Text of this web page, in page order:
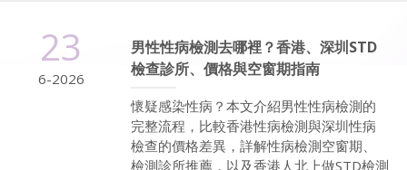
23
6-2026
男性性病檢測去哪裡？香港、深圳STD
檢查診所、價格與空窗期指南
懷疑感染性病？本文介紹男性性病檢測的
完整流程，比較香港性病檢測與深圳性病
檢查的價格差異，詳解性病檢測空窗期、
檢測診所推薦，以及香港人北上做STD檢測